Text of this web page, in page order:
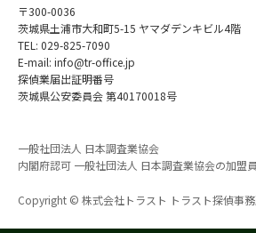
〒300-0036
茨城県土浦市大和町5-15 ヤマダデンキビル4階
TEL: 029-825-7090
E-mail: info@tr-office.jp
探偵業届出証明番号
茨城県公安委員会 第40170018号
一般社団法人 日本調査業協会
内閣府認可 一般社団法人 日本調査業協会の加盟員
Copyright © 株式会社トラスト トラスト探偵事務